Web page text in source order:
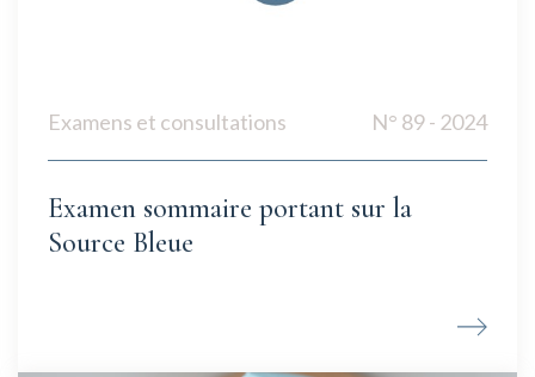
Examens et consultations N° 89 - 2024
Examen sommaire portant sur la
Source Bleue